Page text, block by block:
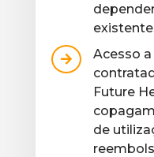

Acesso
Future
de